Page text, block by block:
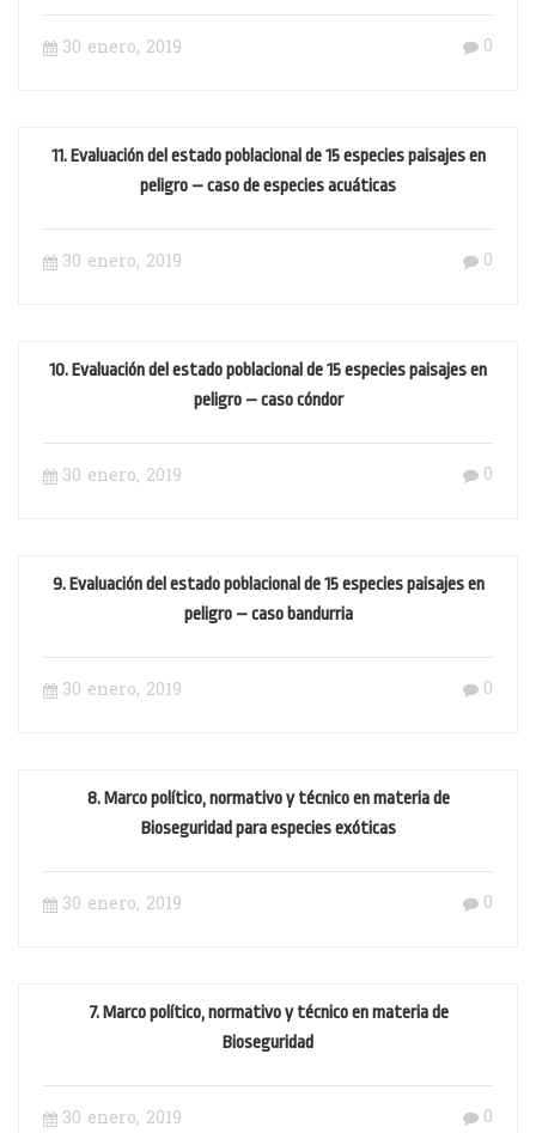
30 enero, 2019 0
11. Evaluación del estado poblacional de 15 especies paisajes en
peligro – caso de especies acuáticas
30 enero, 2019 0
10. Evaluación del estado poblacional de 15 especies paisajes en
peligro – caso cóndor
30 enero, 2019 0
9. Evaluación del estado poblacional de 15 especies paisajes en
peligro – caso bandurria
30 enero, 2019 0
8. Marco político, normativo y técnico en materia de
Bioseguridad para especies exóticas
30 enero, 2019 0
7. Marco político, normativo y técnico en materia de
Bioseguridad
30 enero, 2019 0